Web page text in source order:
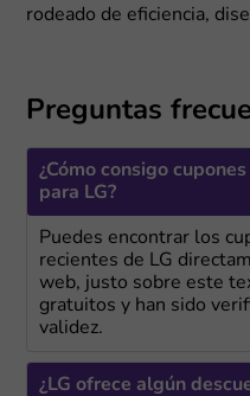
rodeado de eficiencia,
Preguntas
¿Cómo consigo
para LG?
Puedes encontrar los
recientes de LG
web, justo sobre este
gratuitos y han sido
validez.
¿LG ofrece algún